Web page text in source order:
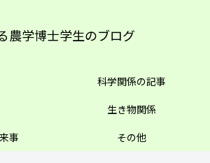
農学博士学生のブログ
科学関係の記事
生き物関係
事
その他